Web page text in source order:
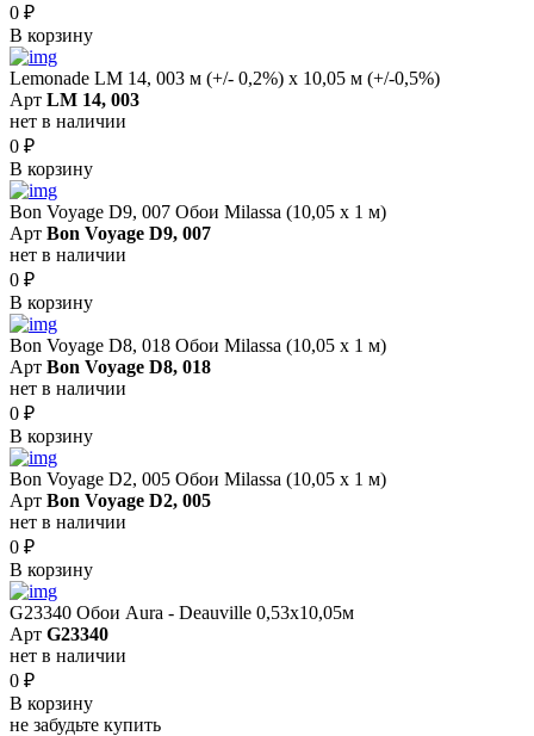
0 ₽
В корзину
Lemonade LM 14, 003 м (+/- 0,2%) х 10,05 м (+/-0,5%)
Арт LM 14, 003
нет в наличии
0 ₽
В корзину
Bon Voyage D9, 007 Обои Milassa (10,05 х 1 м)
Арт Bon Voyage D9, 007
нет в наличии
0 ₽
В корзину
Bon Voyage D8, 018 Обои Milassa (10,05 х 1 м)
Арт Bon Voyage D8, 018
нет в наличии
0 ₽
В корзину
Bon Voyage D2, 005 Обои Milassa (10,05 х 1 м)
Арт Bon Voyage D2, 005
нет в наличии
0 ₽
В корзину
G23340 Обои Aura - Deauville 0,53х10,05м
Арт G23340
нет в наличии
0 ₽
В корзину
не забудьте купить